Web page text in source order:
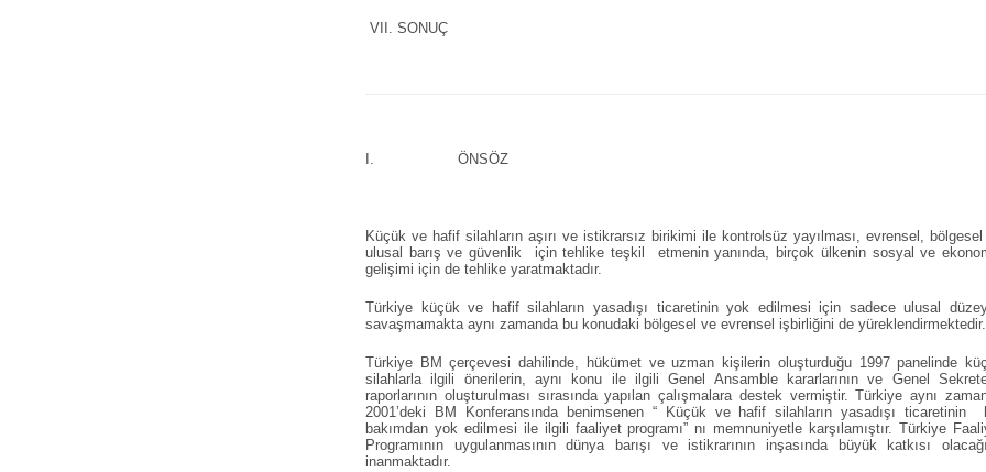
VII. SONUÇ
I. ÖNSÖZ
Küçük ve hafif silahların aşırı ve istikrarsız birikimi ile kontrolsüz yayılması, evrensel,
ulusal barış ve güvenlik için tehlike teşkil etmenin yanında, birçok ülkenin sosyal ve
gelişimi için de tehlike yaratmaktadır.
Türkiye küçük ve hafif silahların yasadışı ticaretinin yok edilmesi için sadece ulusal
savaşmamakta aynı zamanda bu konudaki bölgesel ve evrensel işbirliğini de yüreklendirmektedir.
Türkiye BM çerçevesi dahilinde, hükümet ve uzman kişilerin oluşturduğu 1997 panelinde
silahlarla ilgili önerilerin, aynı konu ile ilgili Genel Ansamble kararlarının ve Genel
raporlarının oluşturulması sırasında yapılan çalışmalara destek vermiştir. Türkiye aynı
2001’deki BM Konferansında benimsenen “ Küçük ve hafif silahların yasadışı ticaretinin
bakımdan yok edilmesi ile ilgili faaliyet programı” nı memnuniyetle karşılamıştır. Türkiye
Programının uygulanmasının dünya barışı ve istikrarının inşasında büyük katkısı
inanmaktadır.